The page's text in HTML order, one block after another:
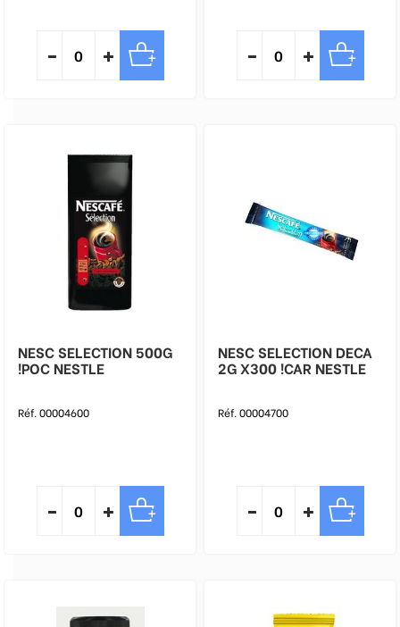
NESC SELECTION 500G
!POC NESTLE
Réf. 00004600
NESC SELECTION DECA
2G X300 !CAR NESTLE
Réf. 00004700